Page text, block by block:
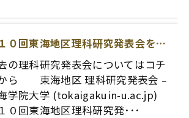
第１０回東海地区理科研究発表会を開催します
の理科研究発表会についてはコチ
ら 東海地区 理科研究発表会 –
学院大学 (tokaigakuin-u.ac.jp)
０回東海地区理科研究発･･･